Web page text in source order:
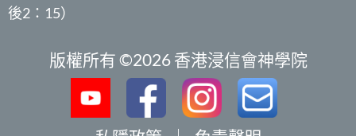
後2：15）
版權所有 ©2026 香港浸信會神學院